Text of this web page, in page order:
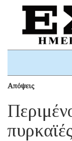
Απόψεις